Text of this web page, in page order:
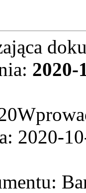
2020-
2020-